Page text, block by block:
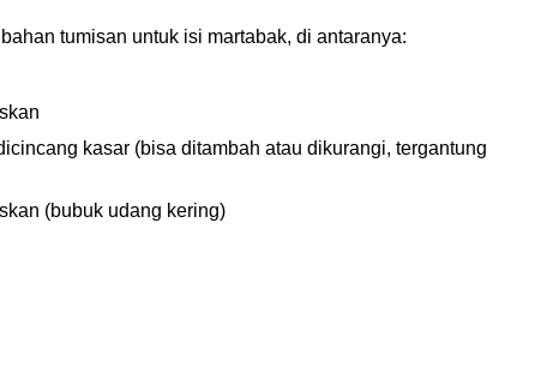
tumisan untuk isi martabak, di antaranya:
kasar (bisa ditambah atau dikurangi, tergantung
(bubuk udang kering)